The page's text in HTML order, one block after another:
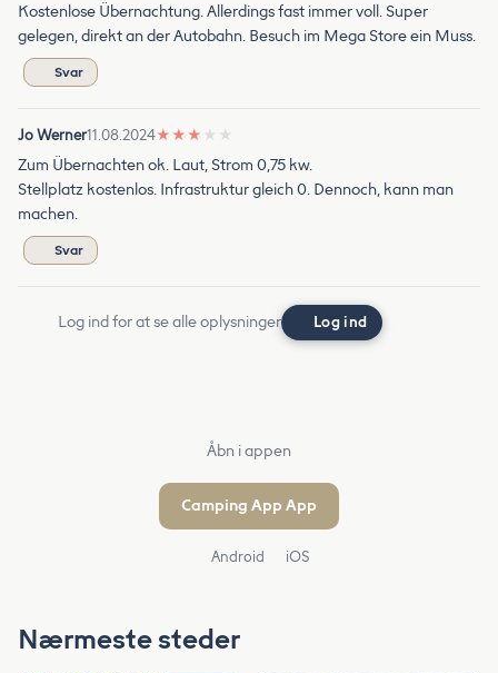
Kostenlose Übernachtung. Allerdings fast immer voll. Super
gelegen, direkt an der Autobahn. Besuch im Mega Store ein Muss.
Svar
Jo Werner11.08.2024★ ★ ★ ★ ★
Zum Übernachten ok. Laut, Strom 0,75 kw.
Stellplatz kostenlos. Infrastruktur gleich 0. Dennoch, kann man
machen.
Svar
Log ind for at se alle oplysninger Log ind
Åbn i appen
Camping App App
Android iOS
Nærmeste steder